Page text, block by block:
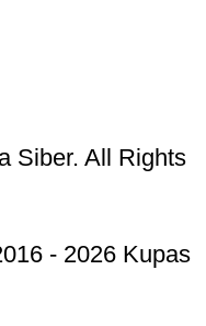
Siber. All Rights
- 2026 Kupas